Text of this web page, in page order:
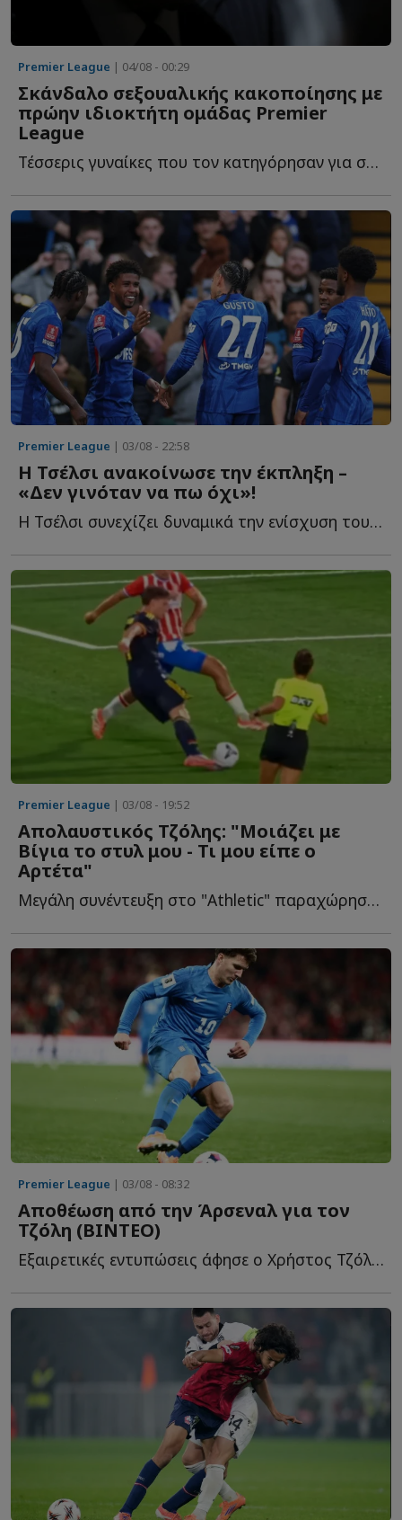
Premier League | 04/08 - 00:29
Σκάνδαλο σεξουαλικής κακοποίησης με
πρώην ιδιοκτήτη ομάδας Premier
League
Τέσσερις γυναίκες που τον κατηγόρησαν για σεξουαλική β...
Premier League | 03/08 - 22:58
Η Τσέλσι ανακοίνωσε την έκπληξη –
«Δεν γινόταν να πω όχι»!
Η Τσέλσι συνεχίζει δυναμικά την ενίσχυση του ρόστερ τ...
Premier League | 03/08 - 19:52
Απολαυστικός Τζόλης: "Μοιάζει με
Βίγια το στυλ μου - Τι μου είπε ο
Αρτέτα"
Μεγάλη συνέντευξη στο "Athletic" παραχώρησε ο διεθνής εξτρέμ, μ...
Premier League | 03/08 - 08:32
Αποθέωση από την Άρσεναλ για τον
Τζόλη (ΒΙΝΤΕΟ)
Εξαιρετικές εντυπώσεις άφησε ο Χρήστος Τζόλης στη φ...